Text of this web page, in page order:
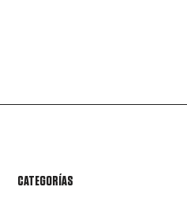
CATEGORÍAS